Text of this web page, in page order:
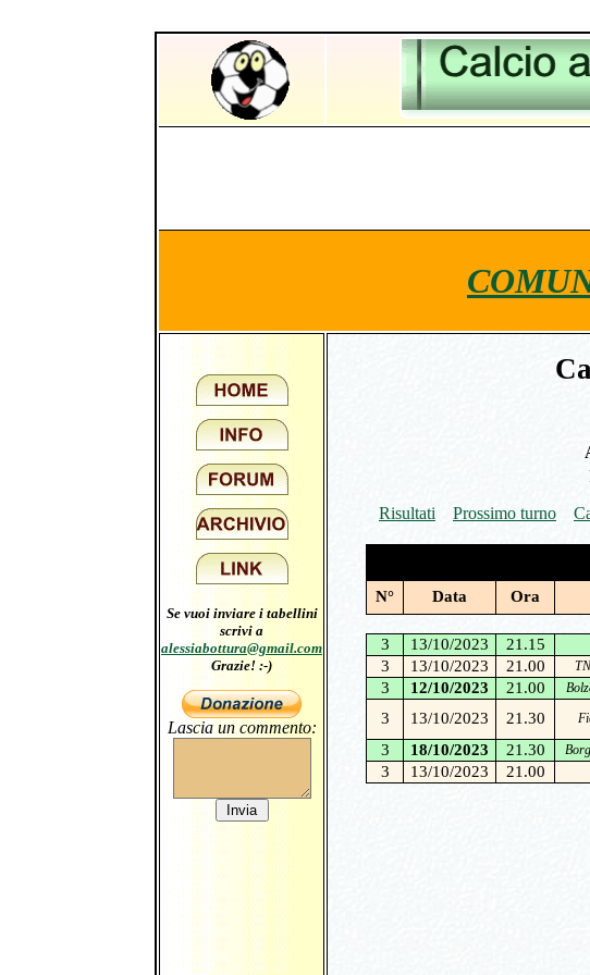
Se vuoi inviare i tabellini
scrivi a
alessiabottura@gmail.com
Grazie! :-)
Lascia un commento:
Risultati
Prossimo turno
N° Data Ora
3 13/10/2023 21.15
3
13/10/2023 21.00
3
12/10/2023 21.00
3
13/10/2023 21.30
3
18/10/2023 21.30
3
13/10/2023 21.00